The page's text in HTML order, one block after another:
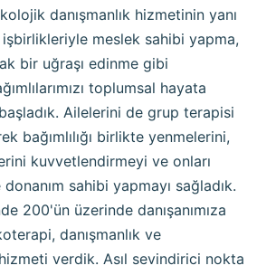
danışmanlık hizmetinin yanı
işbirlikleriyle meslek sahibi yapma,
bir uğraşı edinme gibi
toplumsal hayata
Ailelerini de grup terapisi
bağımlılığı birlikte yenmelerini,
kuvvetlendirmeyi ve onları
sahibi yapmayı sağladık.
200'ün üzerinde danışanımıza
danışmanlık ve
verdik. Asıl sevindirici nokta